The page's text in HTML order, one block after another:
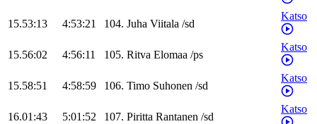
15.53:13 4:53:21 104. Juha Viitala /sd
Katso
15.56:02 4:56:11 105. Ritva Elomaa /ps
Katso
15.58:51 4:58:59 106. Timo Suhonen /sd
Katso
16.01:43 5:01:52 107. Piritta Rantanen /sd
Katso